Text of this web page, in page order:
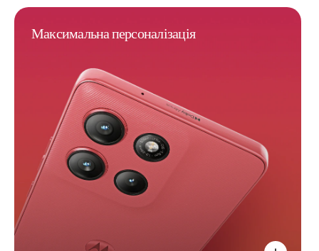
Максимальна персоналізація